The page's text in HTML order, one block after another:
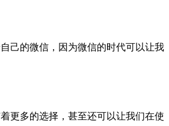
己的微信，因为微信的时代可以让我
更多的选择，甚至还可以让我们在使